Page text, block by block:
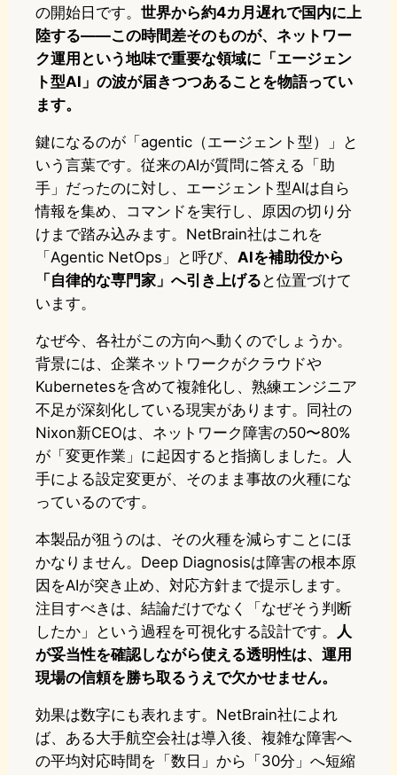
の開始日です。 世界から約4カ月遅れで国内に上
陸する——この時間差そのものが、ネットワー
ク運用という地味で重要な領域に「エージェン
ト型AI」の波が届きつつあることを物語ってい
ます。
鍵になるのが「agentic（エージェント型）」と
いう言葉です。従来のAIが質問に答える「助
手」だったのに対し、エージェント型AIは自ら
情報を集め、コマンドを実行し、原因の切り分
けまで踏み込みます。NetBrain社はこれを
「Agentic NetOps」と呼び、 AIを補助役から
「自律的な専門家」へ引き上げる と位置づけて
います。
なぜ今、各社がこの方向へ動くのでしょうか。
背景には、企業ネットワークがクラウドや
Kubernetesを含めて複雑化し、熟練エンジニア
不足が深刻化している現実があります。同社の
Nixon新CEOは、ネットワーク障害の50〜80%
が「変更作業」に起因すると指摘しました。人
手による設定変更が、そのまま事故の火種にな
っているのです。
本製品が狙うのは、その火種を減らすことにほ
かなりません。Deep Diagnosisは障害の根本原
因をAIが突き止め、対応方針まで提示します。
注目すべきは、結論だけでなく「なぜそう判断
したか」という過程を可視化する設計です。 人
が妥当性を確認しながら使える透明性は、運用
現場の信頼を勝ち取るうえで欠かせません。
効果は数字にも表れます。NetBrain社によれ
ば、ある大手航空会社は導入後、複雑な障害へ
の平均対応時間を「数日」から「30分」へ短縮